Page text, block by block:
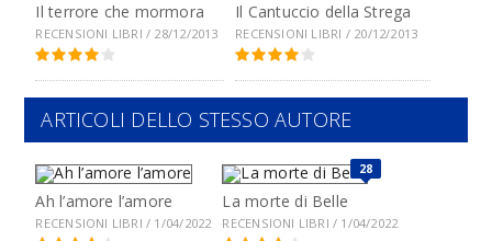
Il terrore che mormora
RECENSIONI LIBRI / 28/12/2013
Il Cantuccio della Strega
RECENSIONI LIBRI / 20/12/2013
ARTICOLI DELLO STESSO AUTORE
Ah l’amore l’amore
RECENSIONI LIBRI / 1/04/2022
28
La morte di Belle
RECENSIONI LIBRI / 1/04/2022